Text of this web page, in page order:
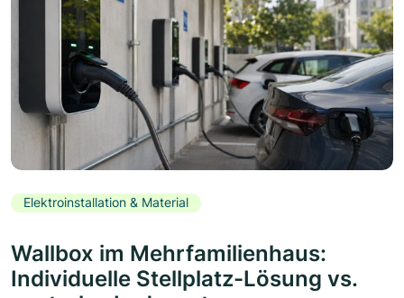
Elektroinstallation & Material
Wallbox im Mehrfamilienhaus:
Individuelle Stellplatz-Lösung vs.